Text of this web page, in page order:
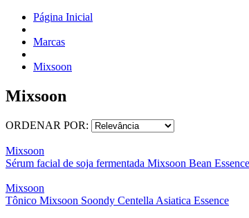
Página Inicial
Marcas
Mixsoon
Mixsoon
ORDENAR POR:
Mixsoon
Sérum facial de soja fermentada Mixsoon Bean
Mixsoon
Tônico Mixsoon Soondy Centella Asiatica Essence